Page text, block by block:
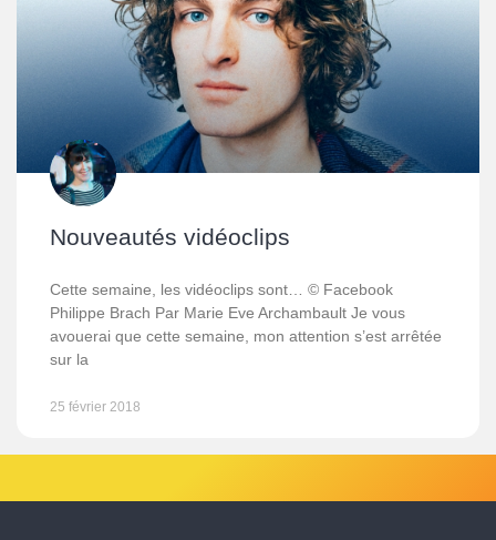
Nouveautés vidéoclips
Cette semaine, les vidéoclips sont… © Facebook
Philippe Brach Par Marie Eve Archambault Je vous
avouerai que cette semaine, mon attention s’est arrêtée
sur la
25 février 2018